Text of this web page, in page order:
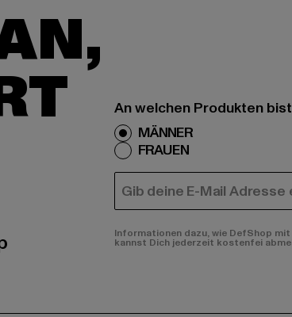
An welchen Produkten
MÄNNER
FRAUEN
E-MAIL
Informationen dazu, wie DefShop
kannst Dich jederzeit kostenfei